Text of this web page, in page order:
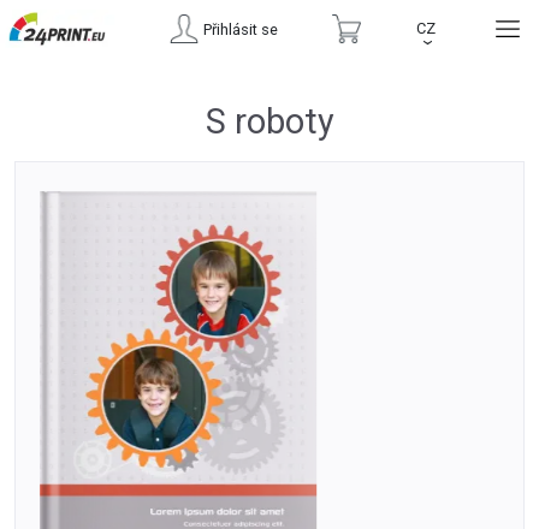
Přihlásit se CZ
›
S roboty